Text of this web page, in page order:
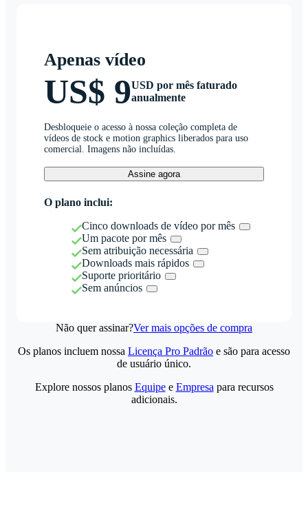
Apenas vídeo
US$ 9USD por mês faturado
anualmente
Desbloqueie o acesso à nossa coleção completa de
vídeos de stock e motion graphics liberados para uso
comercial. Imagens não incluídas.
Assine agora
O plano inclui:
Cinco downloads de vídeo por mês
Um pacote por mês
Sem atribuição necessária
Downloads mais rápidos
Suporte prioritário
Sem anúncios
Não quer assinar?Ver mais opções de compra
Os planos incluem nossa Licença Pro Padrão e são para acesso
de usuário único.
Explore nossos planos Equipee Empresa para recursos
adicionais.